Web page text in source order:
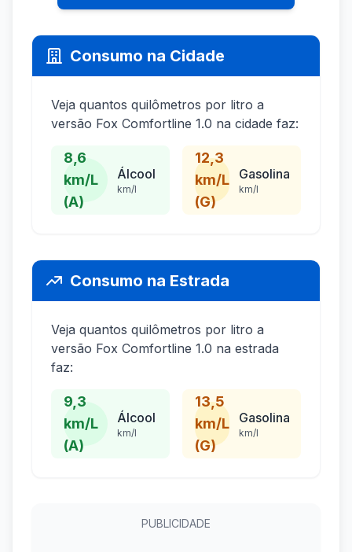
Consumo na Cidade
Veja quantos quilômetros por litro a
versão Fox Comfortline 1.0 na cidade faz:
8,6
km/L
(A)
Álcool
km/l
12,3
km/L
(G)
Gasolina
km/l
Consumo na Estrada
Veja quantos quilômetros por litro a
versão Fox Comfortline 1.0 na estrada
faz:
9,3
km/L
(A)
Álcool
km/l
13,5
km/L
(G)
Gasolina
km/l
PUBLICIDADE